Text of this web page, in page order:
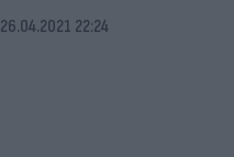
26.04.2021 22:24